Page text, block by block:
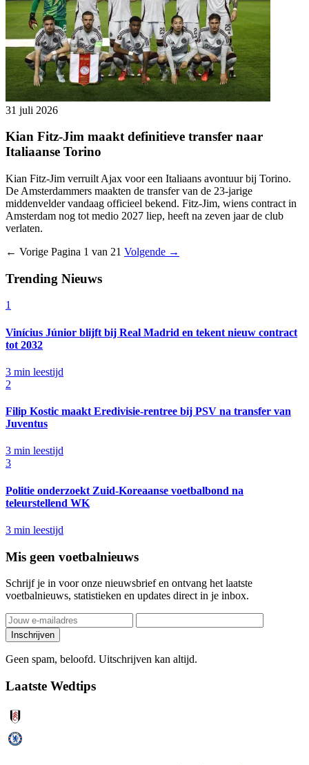
31 juli 2026
Kian Fitz-Jim maakt definitieve transfer naar
Italiaanse Torino
Kian Fitz-Jim verruilt Ajax voor een Italiaans avontuur bij Torino.
De Amsterdammers maakten de transfer van de 23-jarige
middenvelder vandaag officieel bekend. Fitz-Jim, wiens contract in
Amsterdam nog tot medio 2027 liep, heeft na zeven jaar de club
verlaten.
← Vorige Pagina 1 van 21 Volgende →
Trending Nieuws
1
Vinícius Júnior blijft bij Real Madrid en tekent nieuw contract
tot 2032
3 min leestijd
2
Filip Kostic maakt Eredivisie-rentree bij PSV na transfer van
Juventus
3 min leestijd
3
Politie onderzoekt Zuid-Koreaanse voetbalbond na
teleurstellend WK
3 min leestijd
Mis geen voetbalnieuws
Schrijf je in voor onze nieuwsbrief en ontvang het laatste
voetbalnieuws, statistieken en updates direct in je inbox.
Inschrijven
Geen spam, beloofd. Uitschrijven kan altijd.
Laatste Wedtips